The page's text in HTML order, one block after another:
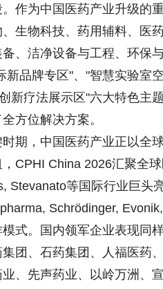
作为中国医药产业升级的
生物科技、药用辅料、医
、洁净设备与工程、环保
新品牌专区"、"智慧实验室
新疗法展示区"六大特色主
方位解决方案。
期，中国医药产业正以全
CPHI China 2026汇聚全
Stevanato等国际行业巨头
Schrödinger,
式。国内领军企业表现同
团、石药集团、人福医药
、先声药业、以岭万洲、